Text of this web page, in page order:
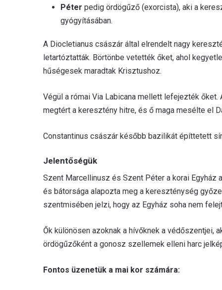
Péter pedig ördögűző (exorcista), aki a
gyógyításában.
A Diocletianus császár által elrendelt nagy
letartóztatták. Börtönbe vetették őket, ahol
hűségesek maradtak Krisztushoz.
Végül a római Via Labicana mellett lefejezték
megtért a keresztény hitre, és ő maga mesélte el
Constantinus császár később bazilikát építtetett
Jelentőségük
Szent Marcellinusz és Szent Péter a korai
és bátorsága alapozta meg a kereszténység
szentmisében jelzi, hogy az Egyház soha nem
Ők különösen azoknak a hívőknek a védőszentjei,
ördögűzőként a gonosz szellemek elleni harc
Fontos üzenetük a mai kor számára: